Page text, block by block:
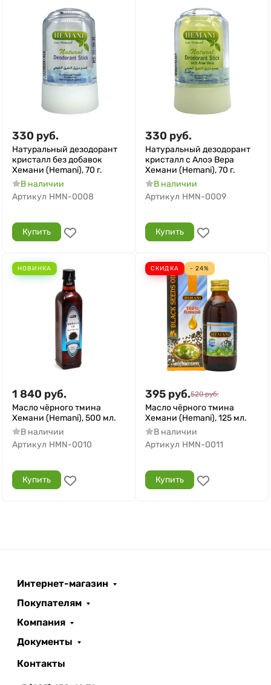
330 руб.
Натуральный дезодорант
кристалл без добавок
Хемани (Hemani), 70 г.
В наличии
Артикул HMN-0008
Купить
330 руб.
Натуральный дезодорант
кристалл с Алоэ Вера
Хемани (Hemani), 70 г.
В наличии
Артикул HMN-0009
Купить
НОВИНКА
1 840 руб.
Масло чёрного тмина
Хемани (Hemani), 500 мл.
В наличии
Артикул HMN-0010
Купить
СКИДКА - 24%
395 руб.520 руб.
Масло чёрного тмина
Хемани (Hemani), 125 мл.
В наличии
Артикул HMN-0011
Купить
Интернет-магазин
Покупателям
Компания
Документы
Контакты